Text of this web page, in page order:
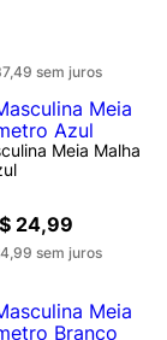
sem juros
Meia Malha
24,99
sem juros